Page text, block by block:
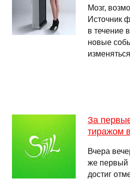
Мозг,
Источник
в течение
новые
За
тиражом
Вчера
же первый
достиг